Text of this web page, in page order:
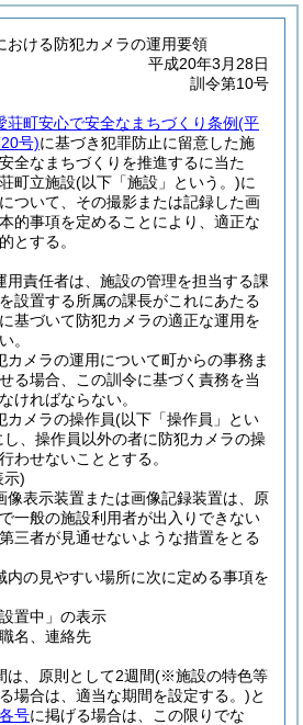
おける防犯カメラの運用要領
平成20年3月28日
訓令第10号
荘町安心で安全なまちづくり条例(平
号)に基づき犯罪防止に留意した施
全なまちづくりを推進するに当た
町立施設(以下「施設」という。)に
ついて、その撮影または記録した画
的事項を定めることにより、適正な
とする。
用責任者は、施設の管理を担当する課
設置する所属の課長がこれにあたる
基づいて防犯カメラの適正な運用を
。
カメラの運用について町からの事務ま
る場合、この訓令に基づく責務を当
ければならない。
カメラの操作員(以下「操作員」とい
、操作員以外の者に防犯カメラの操
わせないこととする。
示)
像表示装置または画像記録装置は、原
一般の施設利用者が出入りできない
三者が見通せないような措置をとる
内の見やすい場所に次に定める事項を
置中」の表示
名、連絡先
は、原則として2週間(※施設の特色等
場合は、適当な期間を設定する。)と
号に掲げる場合は、この限りでな